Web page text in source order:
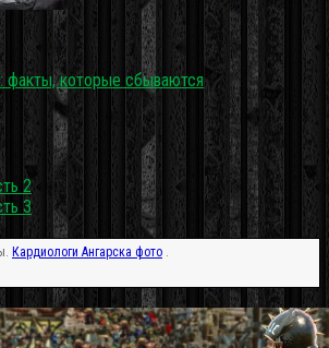
факты, которые сбываются
2
3
Кардиологи Ангарска фото